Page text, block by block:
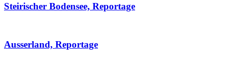
Steirischer Bodensee, Reportage
Ausserland, Reportage